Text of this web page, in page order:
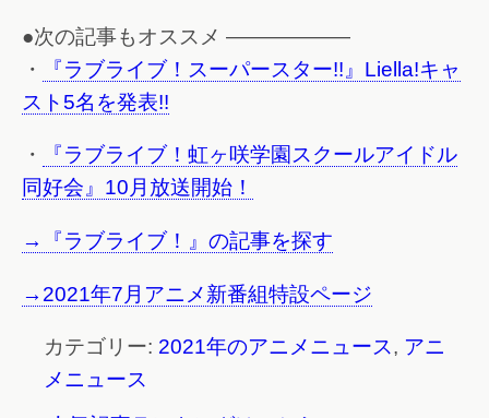
●次の記事もオススメ ——————
・
『ラブライブ！スーパースター!!』Liella!キャ
スト5名を発表!!
・
『ラブライブ！虹ヶ咲学園スクールアイドル
同好会』10月放送開始！
→『ラブライブ！』の記事を探す
→2021年7月アニメ新番組特設ページ
カテゴリー: 2021年のアニメニュース, アニ
メニュース